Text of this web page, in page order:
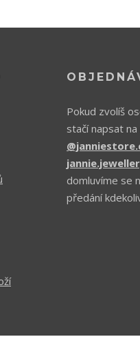
Pokud zvolíš
stačí napsat
domluvíme se
předání